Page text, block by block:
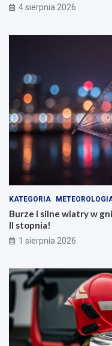
4 sierpnia 2026
KATEGORIA
Burze i silne wiatry w
II stopnia!
1 sierpnia 2026